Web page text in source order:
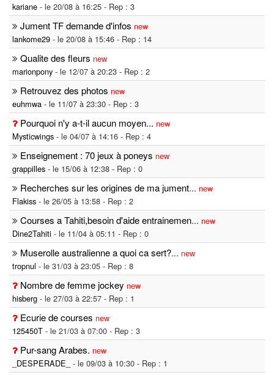
kariane - le 20/08 à 16:25 - Rep : 3
Jument TF demande d'infos new
lankome29 - le 20/08 à 15:46 - Rep : 14
Qualite des fleurs new
marionpony - le 12/07 à 20:23 - Rep : 2
Retrouvez des photos new
euhmwa - le 11/07 à 23:30 - Rep : 3
Pourquoi n'y a-t-il aucun moyen... new
Mysticwings - le 04/07 à 14:16 - Rep : 4
Enseignement : 70 jeux à poneys new
grappilles - le 15/06 à 12:38 - Rep : 0
Recherches sur les origines de ma jument... new
Flakiss - le 26/05 à 13:58 - Rep : 2
Courses a Tahiti,besoin d'aide entrainemen... new
Dine2Tahiti - le 11/04 à 05:11 - Rep : 0
Muserolle australienne a quoi ca sert?... new
tropnul - le 31/03 à 23:05 - Rep : 8
Nombre de femme jockey new
hisberg - le 27/03 à 22:57 - Rep : 1
Ecurie de courses new
125450T - le 21/03 à 07:00 - Rep : 3
Pur-sang Arabes. new
_DESPERADE_
- le 09/03 à 10:30 - Rep : 1